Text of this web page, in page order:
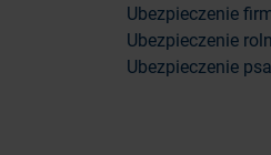
Ubezpieczenie
Ubezpieczenie
Ubezpieczenie